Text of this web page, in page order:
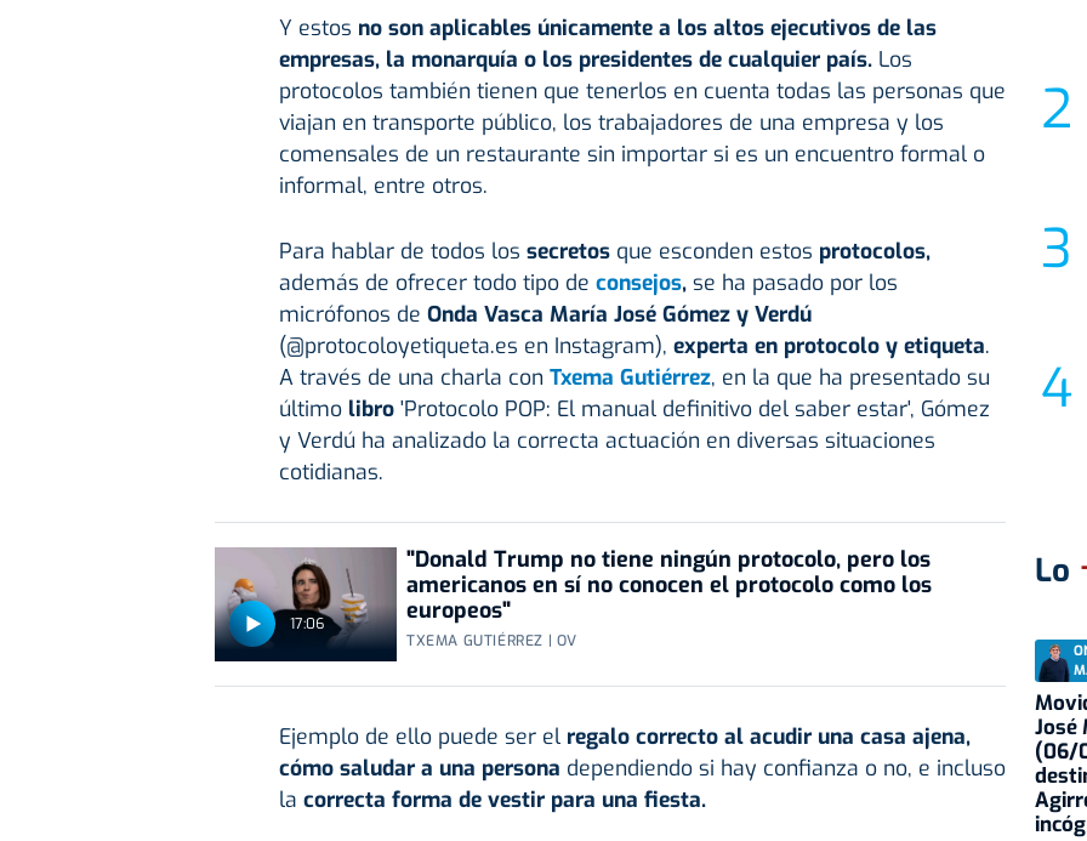
Y estos no son aplicables únicamente a los altos ejecutivos de las
empresas, la monarquía o los presidentes de cualquier país. Los
protocolos también tienen que tenerlos en cuenta todas las personas que
viajan en transporte público, los trabajadores de una empresa y los
comensales de un restaurante sin importar si es un encuentro formal o
informal, entre otros.
Para hablar de todos los secretosque esconden estos protocolos,
además de ofrecer todo tipo de consejos,se ha pasado por los
micrófonos de Onda Vasca María José Gómez y Verdú
(@protocoloyetiqueta.es en Instagram), experta en protocolo y etiqueta.
A través de una charla con Txema Gutiérrez, en la que ha presentado su
último libro'Protocolo POP: El manual definitivo del saber estar', Gómez
y Verdú ha analizado la correcta actuación en diversas situaciones
cotidianas.
17:06
"Donald Trump no tiene ningún protocolo, pero los
americanos en sí no conocen el protocolo como los
europeos"
TXEMA GUTIÉRREZ | OV
Ejemplo de ello puede ser el regalo correcto al acudir una casa ajena,
cómo saludar a una persona dependiendo si hay confianza o no, e incluso
la correcta forma de vestir para una fiesta.
Lo
José
(06/